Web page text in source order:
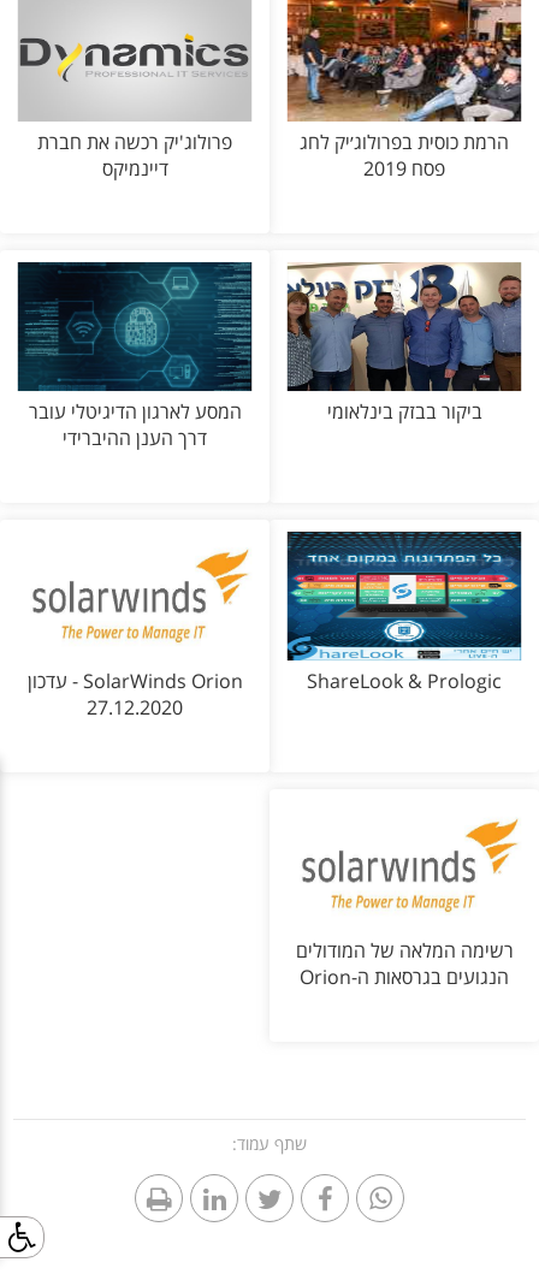
הרמת כוסית בפרולוג׳יק לחג
פסח 2019
פרולוג'יק רכשה את חברת
דיינמיקס
ביקור בבזק בינלאומי
המסע לארגון הדיגיטלי עובר
דרך הענן ההיברידי
ShareLook & Prologic
SolarWinds Orion - עדכון
27.12.2020
רשימה המלאה של המודולים
הנגועים בגרסאות ה-Orion
שתף עמוד: